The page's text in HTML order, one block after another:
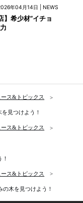
年04月14日 | NEWS
】希少材”イチョ
ース&トピックス
見つけよう！
ース&トピックス
ース&トピックス
木を見つけよう！